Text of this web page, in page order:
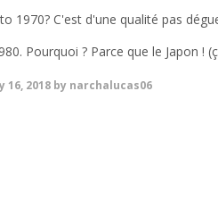
1970? C'est d'une qualité pas
Pourquoi ? Parce que le Japon !
16, 2018 by narchalucas06